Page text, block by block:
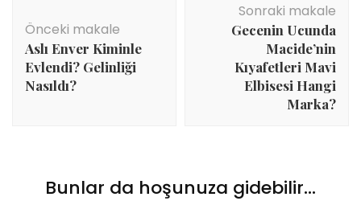
dolaşımı
Önceki makale
Aslı Enver Kiminle
Evlendi? Gelinliği
Nasıldı?
Sonraki makale
Gecenin Ucunda
Macide’nin
Kıyafetleri Mavi
Elbisesi Hangi
Marka?
Bunlar da hoşunuza gidebilir...